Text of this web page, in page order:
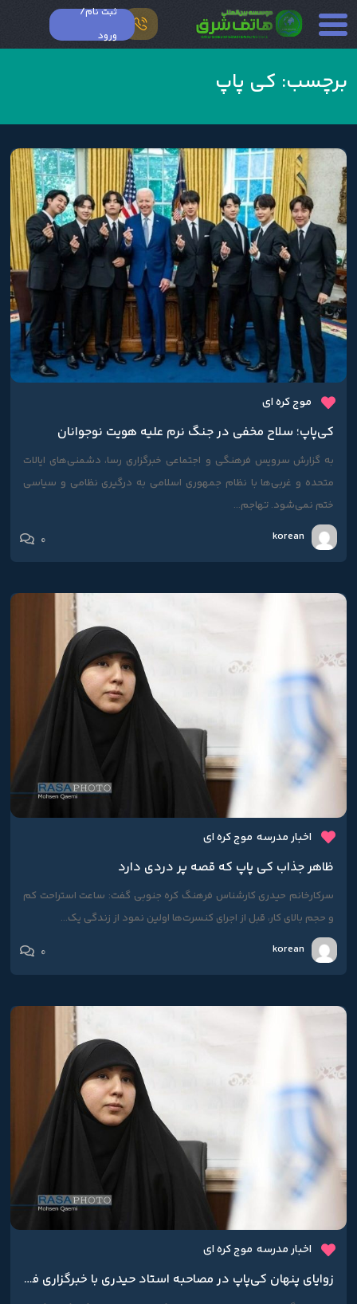
ثبت نام/
ورود
برچسب: کی پاپ
موج کره ای
کی‌پاپ؛ سلاح مخفی در جنگ نرم علیه هویت نوجوانان
به گزارش سرویس فرهنگی و اجتماعی خبرگزاری رسا، دشمنی‌های ایالات
متحده و غربی‌ها با نظام جمهوری اسلامی به درگیری نظامی و سیاسی
ختم نمی‌شود. تهاجم...
korean
0
اخبار مدرسه موج کره ای
ظاهر جذاب کی پاپ که قصه پر دردی دارد
سرکارخانم حیدری کارشناس فرهنگ کره جنوبی گفت: ساعت استراحت کم
و حجم بالای کار، قبل از اجرای کنسرت‌ها اولین نمود از زندگی یک...
korean
0
اخبار مدرسه موج کره ای
زوایای پنهان کی‌پاپ در مصاحبه استاد حیدری با خبرگزاری فارس